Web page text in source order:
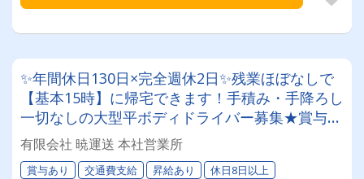
✨年間休日130日×完全週休2日✨残業ほぼなしで
【基本15時】に帰宅できます！手積み・手降ろし
一切なしの大型平ボディドライバー募集★賞与年
2回｜土日祝休み｜ワークライフバランス重視の
方にオススメ！
有限会社 暁運送 本社営業所
賞与あり 交通費支給 昇給あり 休日8日以上